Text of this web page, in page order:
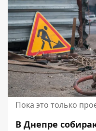
Пока это только
В Днепре